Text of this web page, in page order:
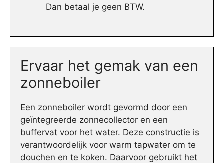
Dan betaal je geen BTW.
Ervaar het gemak van een
zonneboiler
Een zonneboiler wordt gevormd door een
geïntegreerde zonnecollector en een
buffervat voor het water. Deze constructie is
verantwoordelijk voor warm tapwater om te
douchen en te koken. Daarvoor gebruikt het